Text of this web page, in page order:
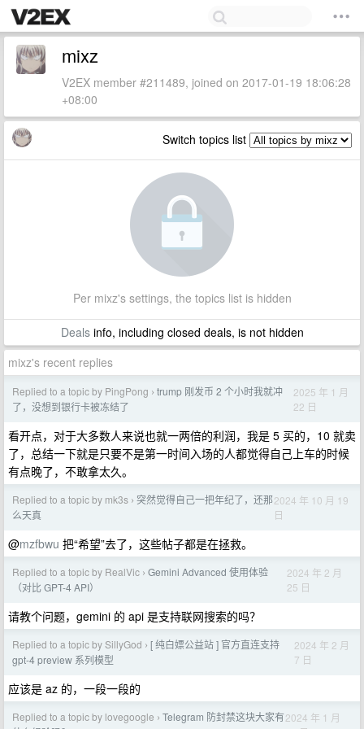
mixz
V2EX member #211489, joined on 2017-01-19 18:06:28
+08:00
Switch topics list
Per mixz's settings, the topics list is hidden
Dealsinfo, including closed deals, is not hidden
mixz's recent replies
Replied to a topic by PingPong › trump 刚发币 2 个小时我就冲
了，没想到银行卡被冻结了
2025 年 1 月
22 日
看开点，对于大多数人来说也就一两倍的利润，我是 5 买的，10 就卖
了，总结一下就是只要不是第一时间入场的人都觉得自己上车的时候
有点晚了，不敢拿太久。
Replied to a topic by mk3s › 突然觉得自己一把年纪了，还那
么天真
2024 年 10 月 19
日
@mzfbwu 把“希望”去了，这些帖子都是在拯救。
Replied to a topic by RealVic › Gemini Advanced 使用体验
（对比 GPT-4 API）
2024 年 2 月
25 日
请教个问题，gemini 的 api 是支持联网搜索的吗？
Replied to a topic by SillyGod › [ 纯白嫖公益站 ] 官方直连支持
gpt-4 preview 系列模型
2024 年 2 月
7 日
应该是 az 的，一段一段的
Replied to a topic by lovegoogle › Telegram 防封禁这块大家有2024 年 1 月